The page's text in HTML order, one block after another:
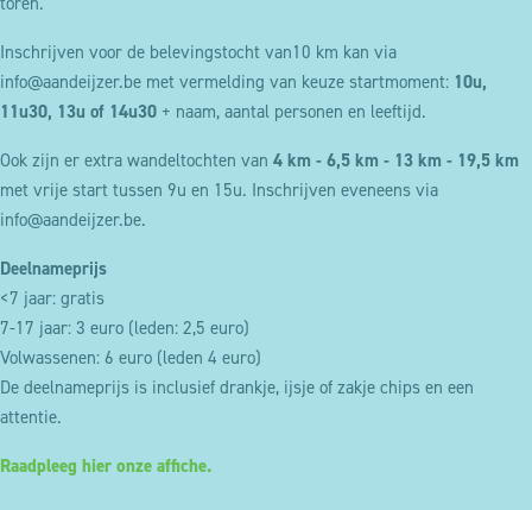
Inschrijven voor de belevingstocht van10 km kan via
info@aandeijzer.be met vermelding van keuze startmoment: 10u,
11u30, 13u of 14u30 + naam, aantal personen en leeftijd.
Ook zijn er extra wandeltochten van 4 km - 6,5 km - 13 km - 19,5 km
met vrije start tussen 9u en 15u. Inschrijven eveneens via
info@aandeijzer.be.
Deelnameprijs
<7 jaar: gratis
7-17 jaar: 3 euro (leden: 2,5 euro)
Volwassenen: 6 euro (leden 4 euro)
De deelnameprijs is inclusief drankje, ijsje of zakje chips en een
attentie.
Raadpleeg hier onze affiche.